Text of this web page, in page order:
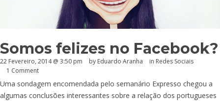
Somos felizes no Facebook?
22 Fevereiro, 2014 @ 3:50 pm by Eduardo Aranha in Redes Sociais
1 Comment
Uma sondagem encomendada pelo semanário Expresso chegou a
algumas conclusões interessantes sobre a relação dos portugueses